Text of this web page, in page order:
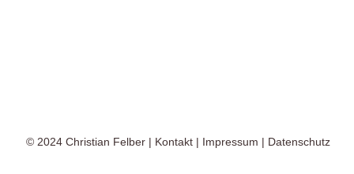
© 2024 Christian Felber | Kontakt | Impressum | Datenschutz